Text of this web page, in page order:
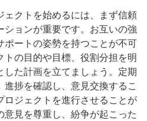
ェクトを始めるには、まず信頼
ションが重要です。お互いの強
ポートの姿勢を持つことが不可
トの目的や目標、役割分担を明
た計画を立てましょう。定期
捗を確認し、意見交換するこ
ロジェクトを進行させることが
意見を尊重し、紛争が起こった